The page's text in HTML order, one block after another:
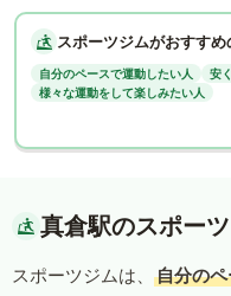
スポーツジムがおすすめ
自分のペースで運動したい人
安
様々な運動をして楽しみたい人
真倉駅のスポー
スポーツジムは、
自分の